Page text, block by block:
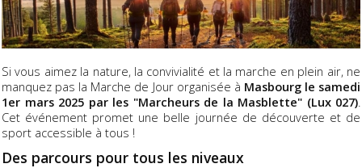
Si vous aimez la nature, la convivialité et la marche en plein air, ne
manquez pas la Marche de Jour organisée à Masbourg le samedi
1er mars 2025 par les "Marcheurs de la Masblette" (Lux 027)
Cet événement promet une belle journée de découverte et de
sport accessible à tous !
Des parcours pour tous les niveaux